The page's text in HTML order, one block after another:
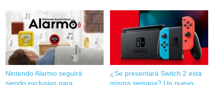
Nintendo Alarmo seguirá
siendo exclusivo para
¿Se presentará Switch 2 esta
misma semana? Un nuevo